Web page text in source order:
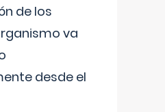
de los
va
desde el